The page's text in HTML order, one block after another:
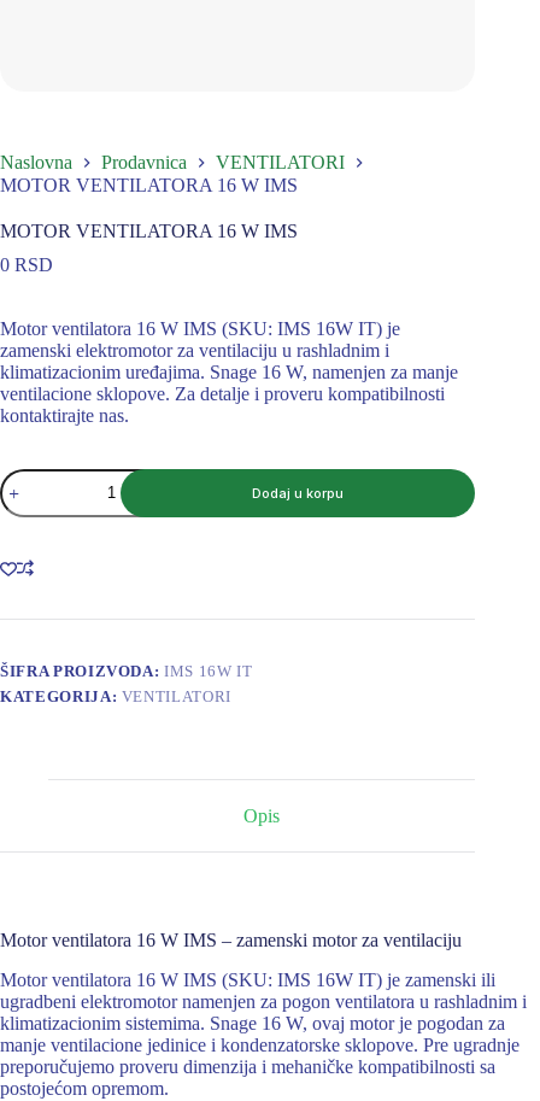
Naslovna Prodavnica
VENTILATORI
MOTOR VENTILATORA 16 W IMS
MOTOR VENTILATORA 16 W IMS
0 RSD
Motor ventilatora 16 W IMS (SKU: IMS 16W IT) je
zamenski elektromotor za ventilaciju u rashladnim i
klimatizacionim uređajima. Snage 16 W, namenjen za manje
ventilacione sklopove. Za detalje i proveru kompatibilnosti
kontaktirajte nas.
MOTOR
VENTILATORA
16
IMS
količina
Dodaj u korpu
ŠIFRA PROIZVODA:IMS 16W IT
KATEGORIJA: VENTILATORI
Opis
Motor ventilatora 16 W IMS – zamenski motor za ventilaciju
Motor ventilatora 16 W IMS (SKU: IMS 16W IT) je zamenski ili
ugradbeni elektromotor namenjen za pogon ventilatora u rashladnim i
klimatizacionim sistemima. Snage 16 W, ovaj motor je pogodan za
manje ventilacione jedinice i kondenzatorske sklopove. Pre ugradnje
preporučujemo proveru dimenzija i mehaničke kompatibilnosti sa
postojećom opremom.